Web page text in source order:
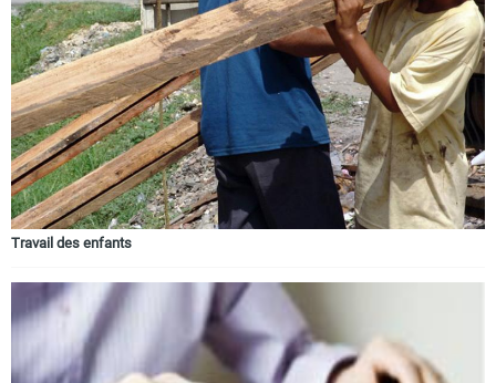
Travail des enfants